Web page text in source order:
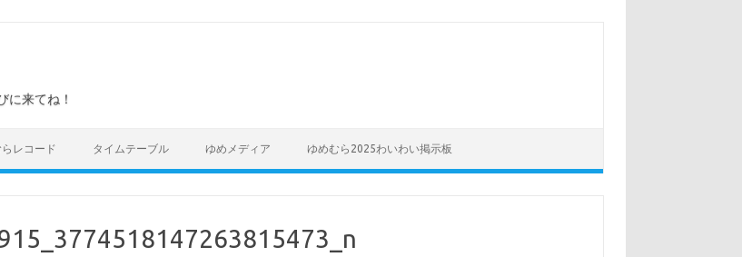
に来てね！
レコード タイムテーブル ゆめメディア ゆめむら2025わいわい掲示板